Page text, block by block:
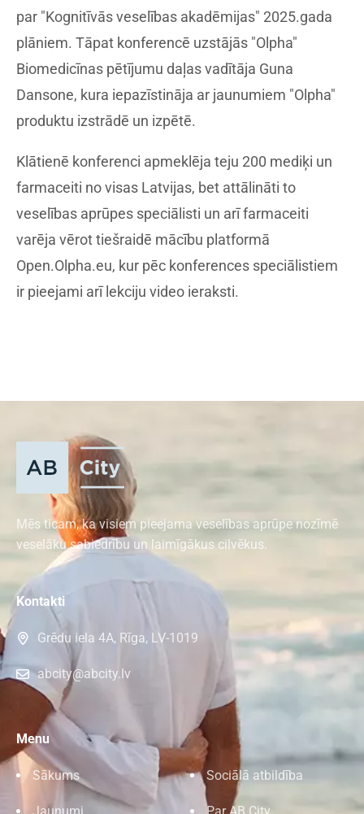
par "Kognitīvās veselības akadēmijas" 2025.gada
plāniem. Tāpat konferencē uzstājās "Olpha"
Biomedicīnas pētījumu daļas vadītāja Guna
Dansone, kura iepazīstināja ar jaunumiem "Olpha"
produktu izstrādē un izpētē.
Klātienē konferenci apmeklēja teju 200 mediķi un
farmaceiti no visas Latvijas, bet attālināti to
veselības aprūpes speciālisti un arī farmaceiti
varēja vērot tiešraidē mācību platformā
Open.Olpha.eu, kur pēc konferences speciālistiem
ir pieejami arī lekciju video ieraksti.
Mēs ticam, ka visiem pieejama veselības aprūpe nozīmē
veselāku sabiedrību un laimīgākus cilvēkus.
Kontakti
Grēdu iela 4A, Rīga, LV-1019
abcity@abcity.lv
Menu
Sākums Sociālā atbildība